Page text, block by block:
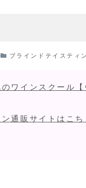
ブラインドテイスティ
ワインスクール
通販サイトはこち